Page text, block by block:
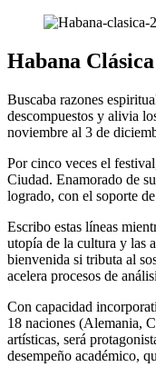
Habana
Buscaba razones
descompuestos y alivia
noviembre al 3 de
Por cinco veces el
Ciudad. Enamorado de
logrado, con el soporte
Escribo estas líneas
utopía de la cultura y las
bienvenida si tributa al
acelera procesos de
Con capacidad
18 naciones (Alemania,
artísticas, será
desempeño académico,